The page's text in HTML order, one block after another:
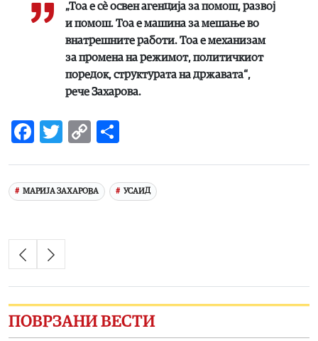
„Тоа е сè освен агенција за помош, развој
и помош. Тоа е машина за мешање во
внатрешните работи. Тоа е механизам
за промена на режимот, политичкиот
поредок, структурата на државата“,
рече Захарова.
Facebook
Twitter
Copy
МАРИЈА ЗАХАРОВА УСАИД
ПОВРЗАНИ ВЕСТИ